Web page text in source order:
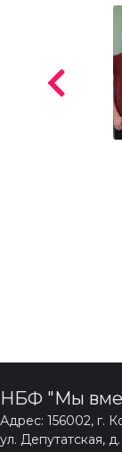
НБФ "Мы
Адрес: 156002, г.
ул. Депутатская, д.